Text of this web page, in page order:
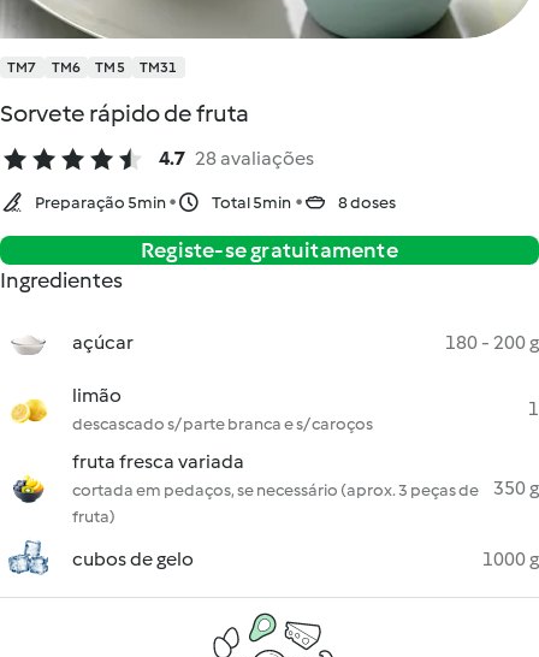
TM7 TM6 TM5 TM31
Sorvete rápido de fruta
4.7 28 avaliações
Preparação 5min Total 5min 8 doses
Registe-se gratuitamente
Ingredientes
açúcar 180 - 200 g
limão
descascado s/ parte branca e s/ caroços
1
fruta fresca variada
cortada em pedaços, se necessário (aprox. 3 peças de
fruta)
350 g
cubos de gelo 1000 g